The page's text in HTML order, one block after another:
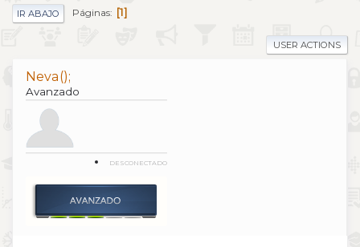
IR ABAJO Páginas 1
USER ACTIONS
Neva();
Avanzado
DESCONECTADO